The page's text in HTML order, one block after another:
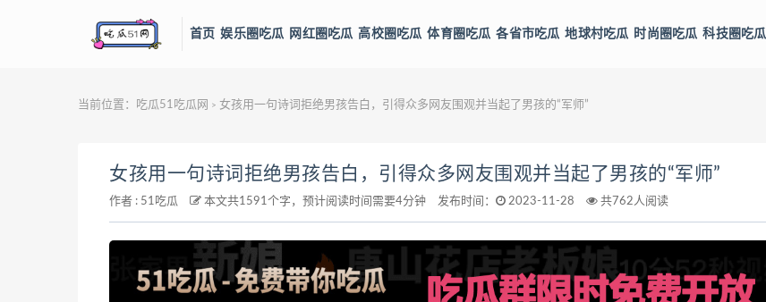
首页 娱乐圈吃瓜 网红圈吃瓜 高校圈吃瓜 体育圈吃瓜 各省市吃瓜 地球村吃瓜 时尚圈吃瓜 科技圈吃瓜
当前位置： 吃瓜51吃瓜网 > 女孩用一句诗词拒绝男孩告白，引得众多网友围观并当起了男孩的“军师”
女孩用一句诗词拒绝男孩告白，引得众多网友围观并当起了男孩的“军师”
作者 : 51吃瓜 本文共1591个字，预计阅读时间需要4分钟 发布时间： 2023-11-28 共762人阅读